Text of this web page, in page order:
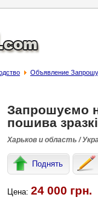
Объявление
Запрошуємо
пошива
Харьков и область /
Поднять
Цена: 24 000 грн.